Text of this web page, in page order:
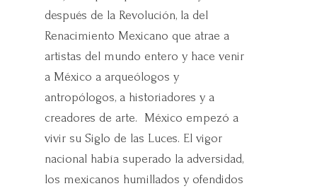
después de la Revolución, la del
Renacimiento Mexicano que atrae a
artistas del mundo entero y hace venir
a México a arqueólogos y
antropólogos, a historiadores y a
creadores de arte. México empezó a
vivir su Siglo de las Luces. El vigor
nacional había superado la adversidad,
los mexicanos humillados y ofendidos